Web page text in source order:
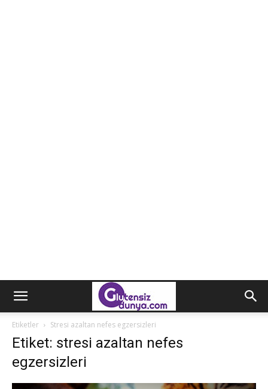
Etiketler Stresi azaltan nefes egzersizleri
Etiket: stresi azaltan nefes
egzersizleri